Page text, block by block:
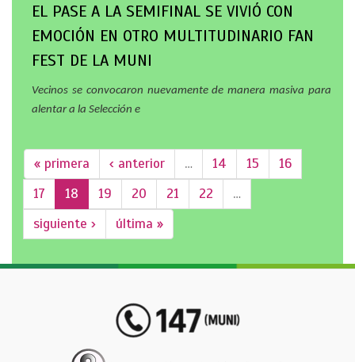
EL PASE A LA SEMIFINAL SE VIVIÓ CON
EMOCIÓN EN OTRO MULTITUDINARIO FAN
FEST DE LA MUNI
Vecinos se convocaron nuevamente de manera masiva para
alentar a la Selección e
« primera ‹ anterior … 14 15
16
17
18 19 20 21 22
…
siguiente ›
última »